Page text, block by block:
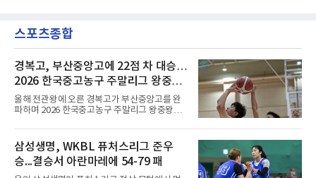
다. 2023년 사우디아라비아 알아흘리로 옮겨
2024-2025시즌과 2025-2026시즌
큰 틀의 계약 조건은 이미 합의됐고 구단은 개막
을 앞두고 영입 절차를 서두르고 있다.그의 최근
지난 시즌 아스널과 상호 합의로 계약을 해지했
고, 네덜란드 아약스에서 시즌 막판 8경기를 소
화했다. 이후 일본 대표로 월드컵에 나서 선발 2
경기를 포함해 3경기를 뛰며 감각을 끌어올렸
다.구단의 판단은 신중했다. 크리스털 팰리스는
기량을 확신하면서도 부상
스포츠종합
경복고, 부산중앙고에 22점 차 대승…
2026 한국중고농구 주말리그 왕중왕
전 첫 승 신고
올해 전관왕에 오른 경복고가 부산중앙고를 완
파하며 2026 한국중고농구 주말리그 왕중왕전
해남 우슬체육관에서 열린 대회 남고부 예선리
그 H조 1차전에서 부산중앙고를 98-76으로 제
압했다. 박지오가 26점, 김호원이 22점, 정우진
이 19점을 올리는 등 삼각편대의 고른 활약이 승
리를 이끌었다.경복고는 경기 초반부터 박지오
삼성생명, WKBL 퓨처스리그 준우
승...결승서 아란마레에 54-79 패